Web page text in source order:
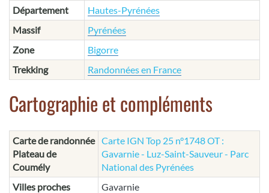
Département
Hautes-Pyrénées
Massif
Pyrénées
Zone
Bigorre
Trekking
Randonnées en France
Cartographie et compléments
Carte de randonnée
Plateau de
Coumély
Carte IGN Top 25 n°1748 OT :
Gavarnie - Luz-Saint-Sauveur - Parc
National des Pyrénées
Villes proches
Gavarnie